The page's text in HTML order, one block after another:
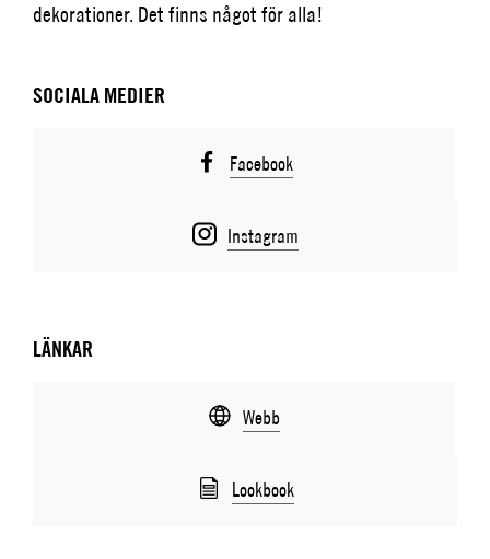
dekorationer. Det finns något för alla!
SOCIALA MEDIER
Facebook
Instagram
LÄNKAR
Webb
Lookbook